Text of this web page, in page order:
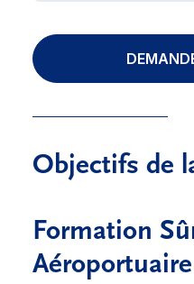
Objectifs de
Formation
Aéroportuaire